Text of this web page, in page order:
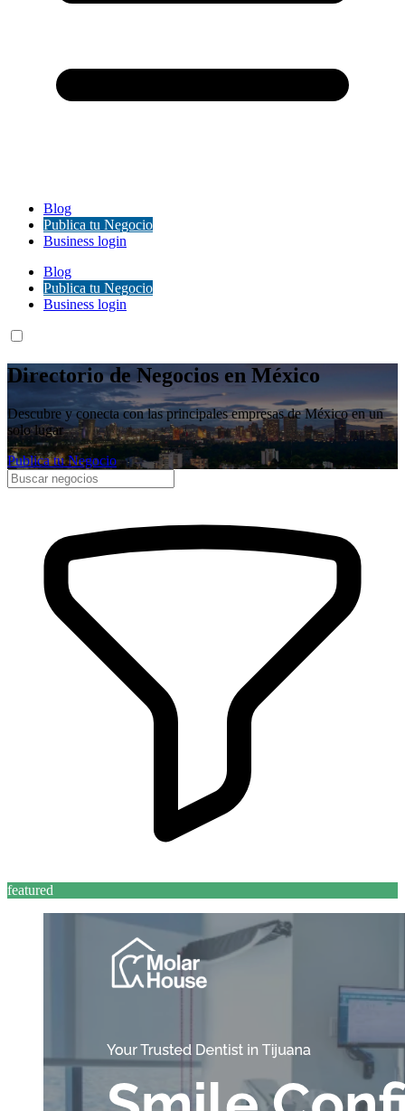
Blog
Publica tu Negocio
Business login
Blog
Publica tu Negocio
Business login
Directorio de Negocios en México
Descubre y conecta con las principales empresas de México en un
solo lugar
Publica tu Negocio
featured